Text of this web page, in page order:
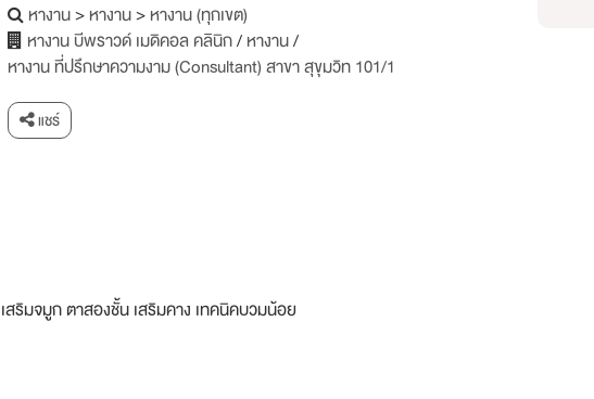
หางาน>หางาน>หางาน (ทุกเขต)
หางาน บีพราวด์ เมดิคอล คลินิก/หางาน/
หางาน ที่ปรึกษาความงาม (Consultant) สาขา สุขุมวิท 101/1
แชร์
ริมจมูก ตาสองชั้น เสริมคาง เทคนิคบวมน้อย